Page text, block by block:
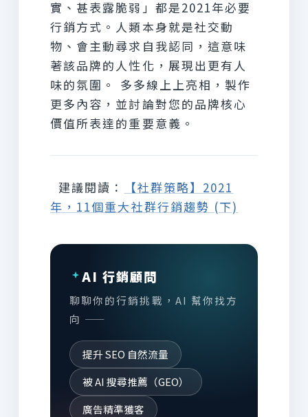
實、甚表露脆弱」都是2021年必要
行銷方式。人類本身就是社交動
物、會主動尋求自我認同，這意味
著該品牌的人性化，展現出更有人
味的氛圍。
多多線上上亮相，製作
更多內容，並討論對您的品牌核心
價值所表達的重要意義。
建議閱讀：
【社群策略】2021
年，11個重大社群行銷趨勢 (下)
AI 行銷顧問
聊聊你的行銷挑戰，AI 幫你找方
向 ——
提升 SEO 自然流量
被 AI 搜尋推薦（GEO）
廣告精準獲客